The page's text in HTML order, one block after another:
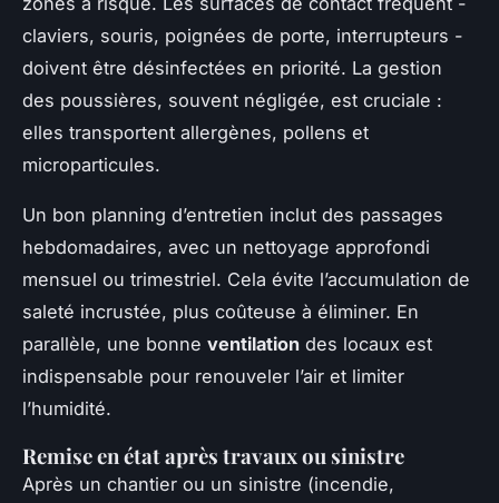
claviers, souris, poignées de porte, interrupteurs -
doivent être désinfectées en priorité. La gestion
des poussières, souvent négligée, est cruciale :
elles transportent allergènes, pollens et
microparticules.
Un bon planning d’entretien inclut des passages
hebdomadaires, avec un nettoyage approfondi
mensuel ou trimestriel. Cela évite l’accumulation de
saleté incrustée, plus coûteuse à éliminer. En
parallèle, une bonne ventilation des locaux est
indispensable pour renouveler l’air et limiter
l’humidité.
Remise en état après travaux ou sinistre
Après un chantier ou un sinistre (incendie,